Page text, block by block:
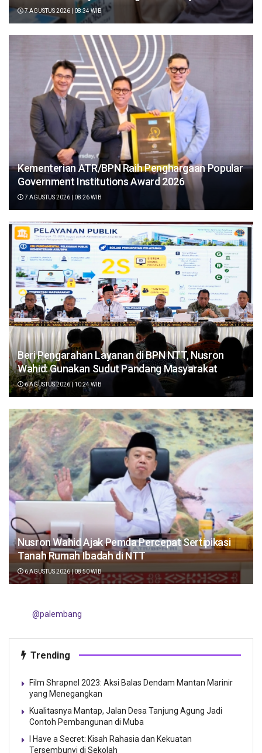
7 AGUSTUS 2026 | 08:34 WIB
Kementerian ATR/BPN Raih Penghargaan Popular
Government Institutions Award 2026
7 AGUSTUS 2026 | 08:26 WIB
Beri Pengarahan Layanan di BPN NTT, Nusron
Wahid: Gunakan Sudut Pandang Masyarakat
6 AGUSTUS 2026 | 10:24 WIB
Nusron Wahid Ajak Pemda Percepat Sertipikasi
Tanah Rumah Ibadah di NTT
6 AGUSTUS 2026 | 08:50 WIB
@palembang
Trending
Film Shrapnel 2023: Aksi Balas Dendam Mantan Marinir
yang Menegangkan
Kualitasnya Mantap, Jalan Desa Tanjung Agung Jadi
Contoh Pembangunan di Muba
I Have a Secret: Kisah Rahasia dan Kekuatan
Tersembunyi di Sekolah